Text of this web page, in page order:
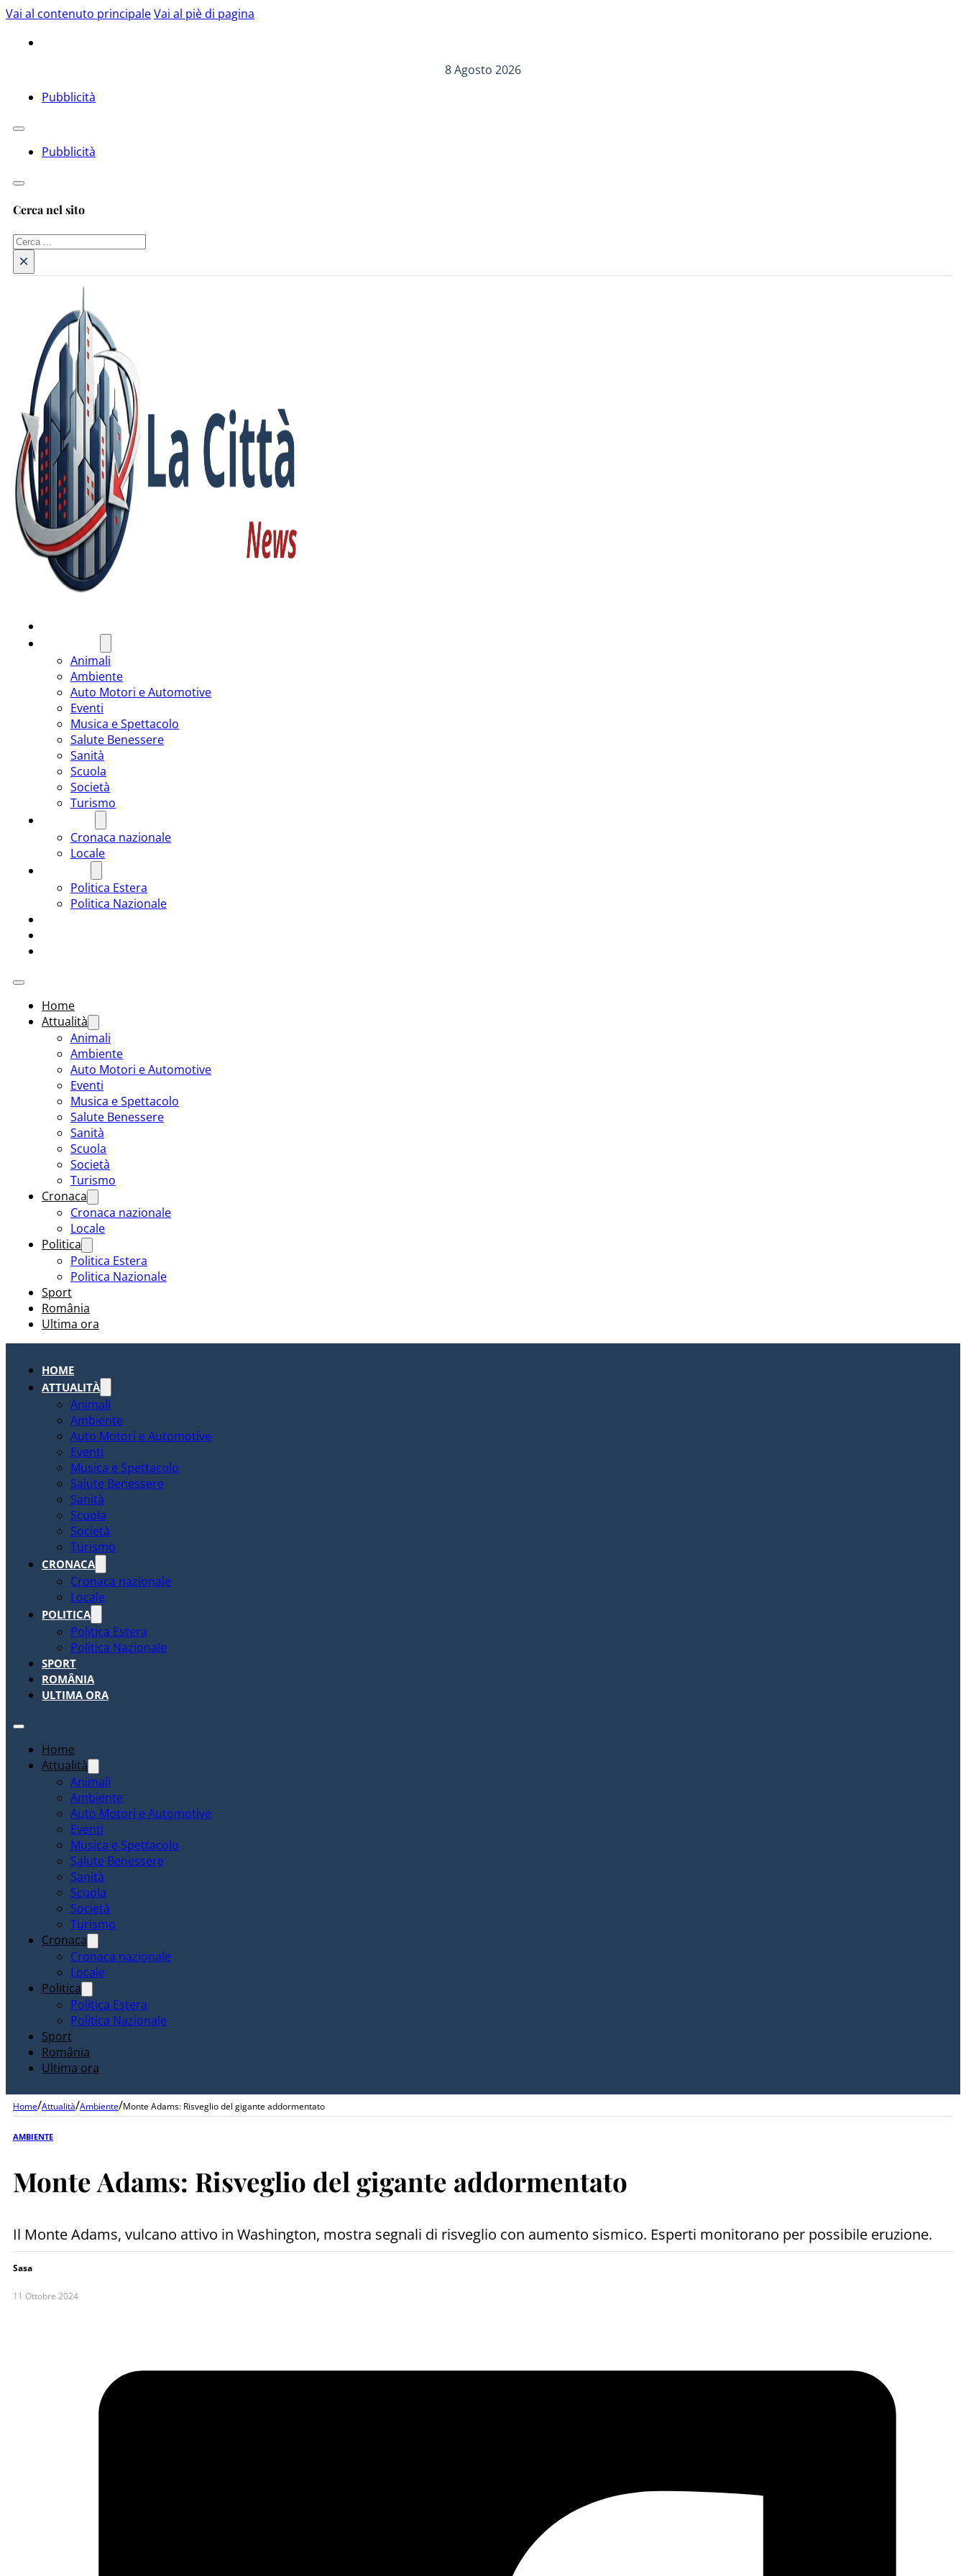
Vai al contenuto principaleVai al piè di pagina
8 Agosto 2026
Pubblicità
Pubblicità
Cerca nel sito
Cerca
×
Animali
Ambiente
Auto Motori e Automotive
Eventi
Musica e Spettacolo
Salute Benessere
Sanità
Scuola
Società
Turismo
Cronaca nazionale
Locale
Politica Estera
Politica Nazionale
Home
Attualità
Animali
Ambiente
Auto Motori e Automotive
Eventi
Musica e Spettacolo
Salute Benessere
Sanità
Scuola
Società
Turismo
Cronaca
Cronaca nazionale
Locale
Politica
Politica Estera
Politica Nazionale
Sport
România
Ultima ora
HOME
ATTUALITÀ
Animali
Ambiente
Auto Motori e Automotive
Eventi
Musica e Spettacolo
Salute Benessere
Sanità
Scuola
Società
Turismo
CRONACA
Cronaca nazionale
Locale
POLITICA
Politica Estera
Politica Nazionale
SPORT
ROMÂNIA
ULTIMA ORA
Home
Attualità
Animali
Ambiente
Auto Motori e Automotive
Eventi
Musica e Spettacolo
Salute Benessere
Sanità
Scuola
Società
Turismo
Cronaca
Cronaca nazionale
Locale
Politica
Politica Estera
Politica Nazionale
Sport
România
Ultima ora
Home/Attualità/Ambiente/Monte Adams: Risveglio del gigante addormentato
AMBIENTE
Monte Adams: Risveglio del gigante addormentato
Il Monte Adams, vulcano attivo in Washington, mostra segnali di risveglio con aumento sismico. Esperti monitorano per possibile eruzione.
Sasa
11 Ottobre 2024